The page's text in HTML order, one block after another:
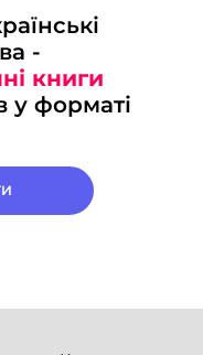
-
книги
у форматі